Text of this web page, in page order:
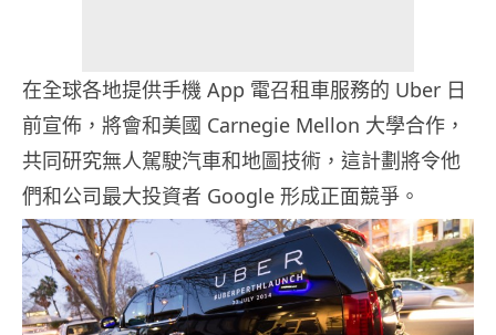
在全球各地提供手機 App 電召租車服務的 Uber 日
前宣佈，將會和美國 Carnegie Mellon 大學合作，
共同研究無人駕駛汽車和地圖技術，這計劃將令他
們和公司最大投資者 Google 形成正面競爭。